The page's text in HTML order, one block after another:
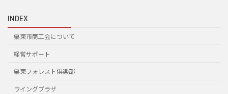
INDEX
栗東市商工会について
経営サポート
栗東フォレスト倶楽部
ウイングプラザ